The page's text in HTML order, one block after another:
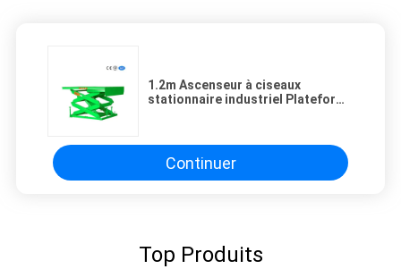
1.2m Ascenseur à ciseaux
stationnaire industriel Plateforme
atelier
Continuer
Top Produits